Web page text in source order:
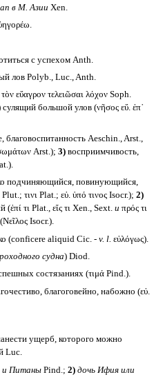
в М. Азии Xen.
с успехом Anth.
лов Polyb., Luc., Anth.
εὔαγρον τελειῶσαι λόχον Soph.
сулящий большой улов (νῆσος εὔ. ἐπ᾽
Aeschin., Arst.,
Arst.); 3)восприимчивость,
подчиняющийся, повинующийся,
τινι Plat.; εὐ. ὑπό τινος Isocr.); 2)
τι Plat., εἴς τι Xen., Sext. и πρός τι
Isocr.).
(conficere aliquid Cic. - v. l. εὐλόγως).
судна) Diod.
состязаниях (τιμά Pind.).
благоговейно, набожно (εὐ.
ущерб, которого можно
Luc.
и ПитаныPind.; 2) дочь Ифия или